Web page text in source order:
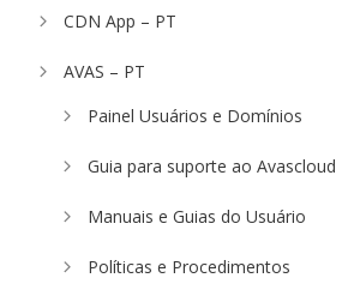
CDN App – PT
AVAS – PT
Painel Usuários e Domínios
Guia para suporte ao Avascloud
Manuais e Guias do Usuário
Políticas e Procedimentos